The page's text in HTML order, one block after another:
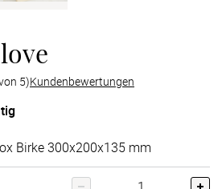
5)Kundenbewertungen
Birke 300x200x135 mm